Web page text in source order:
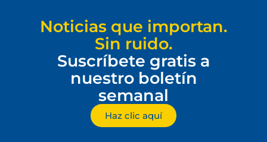
Noticias que importan.
Sin ruido.
Suscríbete gratis a
nuestro boletín
semanal
Haz clic aquí